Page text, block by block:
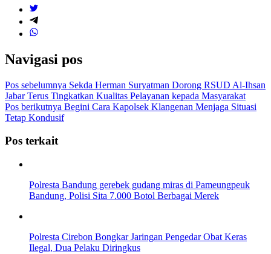
Navigasi pos
Pos sebelumnya Sekda Herman Suryatman Dorong RSUD Al-Ihsan
Jabar Terus Tingkatkan Kualitas Pelayanan kepada Masyarakat
Pos berikutnya Begini Cara Kapolsek Klangenan Menjaga Situasi
Tetap Kondusif
Pos terkait
Polresta Bandung gerebek gudang miras di Pameungpeuk
Bandung, Polisi Sita 7.000 Botol Berbagai Merek
Polresta Cirebon Bongkar Jaringan Pengedar Obat Keras
Ilegal, Dua Pelaku Diringkus